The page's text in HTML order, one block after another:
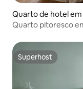
Quarto de hotel
Quarto pitoresco
Superhost
Superhost